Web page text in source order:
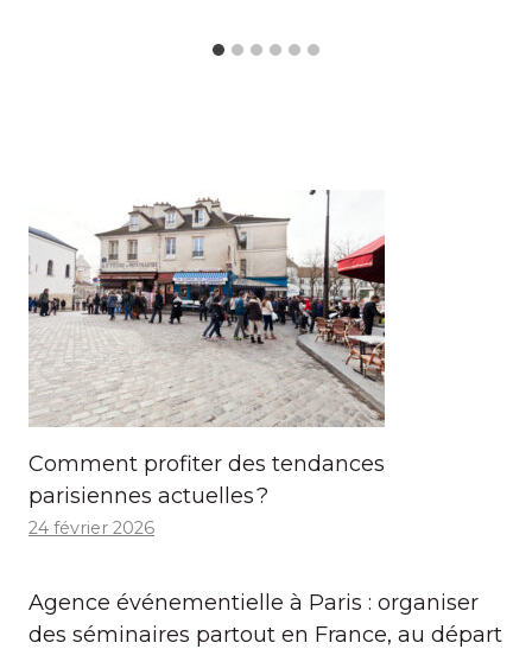
Comment profiter des tendances
parisiennes actuelles ?
24 février 2026
Agence événementielle à Paris : organiser
des séminaires partout en France, au départ